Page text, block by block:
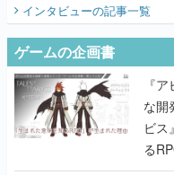
インタビューの記事一覧
ゲームの企画書
『
な開
ビス
る
書】